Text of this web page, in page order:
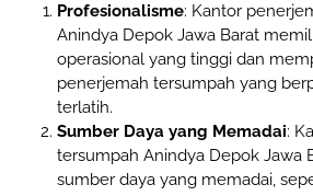
Profesionalisme: Kantor
Anindya Depok Jawa Barat
operasional yang tinggi dan
penerjemah tersumpah yang
terlatih.
Sumber Daya yang Memadai:
tersumpah Anindya Depok Jawa
sumber daya yang memadai,